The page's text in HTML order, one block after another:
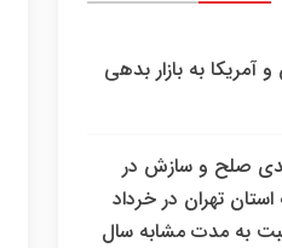
به بازار بدهی
۹ درصدی صلح و سازش در
تهران در خرداد
به مدت مشابه سال